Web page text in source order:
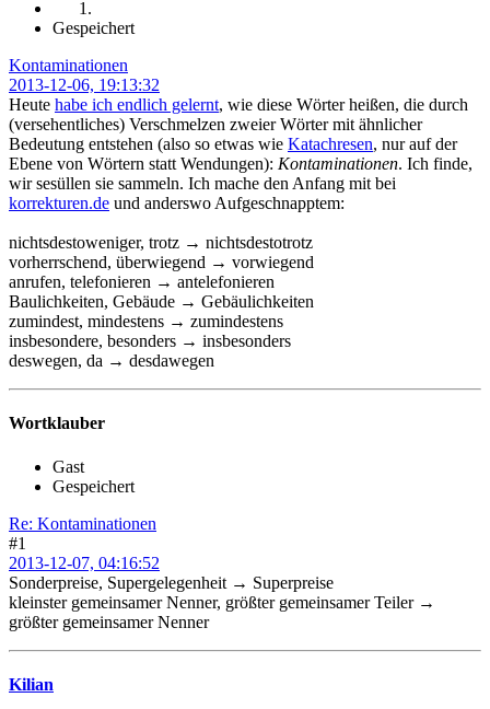
Gespeichert
Kontaminationen
2013-12-06, 19:13:32
Heute habe ich endlich gelernt, wie diese Wörter heißen, die durch
(versehentliches) Verschmelzen zweier Wörter mit ähnlicher
Bedeutung entstehen (also so etwas wie Katachresen, nur auf der
Ebene von Wörtern statt Wendungen): Kontaminationen. Ich finde,
wir sesüllen sie sammeln. Ich mache den Anfang mit bei
korrekturen.de und anderswo Aufgeschnapptem:
nichtsdestoweniger, trotz → nichtsdestotrotz
vorherrschend, überwiegend → vorwiegend
anrufen, telefonieren → antelefonieren
Baulichkeiten, Gebäude → Gebäulichkeiten
zumindest, mindestens → zumindestens
insbesondere, besonders → insbesonders
deswegen, da → desdawegen
Wortklauber
Gast
Gespeichert
Re: Kontaminationen
#1
2013-12-07, 04:16:52
Sonderpreise, Supergelegenheit → Superpreise
kleinster gemeinsamer Nenner, größter gemeinsamer Teiler →
größter gemeinsamer Nenner
Kilian